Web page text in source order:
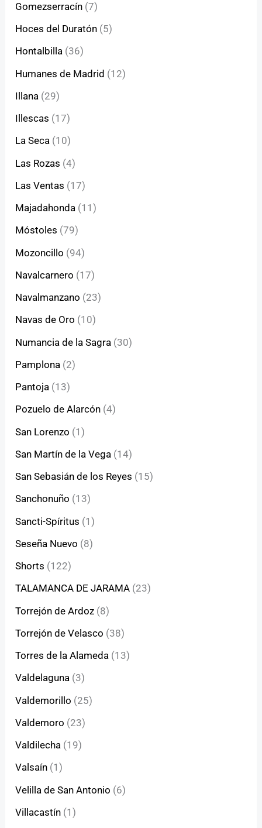
Gomezserracín (7)
Hoces del Duratón (5)
Hontalbilla (36)
Humanes de Madrid (12)
Illana (29)
Illescas (17)
La Seca (10)
Las Rozas (4)
Las Ventas (17)
Majadahonda (11)
Móstoles (79)
Mozoncillo (94)
Navalcarnero (17)
Navalmanzano (23)
Navas de Oro (10)
Numancia de la Sagra (30)
Pamplona (2)
Pantoja (13)
Pozuelo de Alarcón (4)
San Lorenzo (1)
San Martín de la Vega (14)
San Sebasián de los Reyes (15)
Sanchonuño (13)
Sancti-Spíritus (1)
Seseña Nuevo (8)
Shorts (122)
TALAMANCA DE JARAMA (23)
Torrejón de Ardoz (8)
Torrejón de Velasco (38)
Torres de la Alameda (13)
Valdelaguna (3)
Valdemorillo (25)
Valdemoro (23)
Valdilecha (19)
Valsaín (1)
Velilla de San Antonio (6)
Villacastín (1)